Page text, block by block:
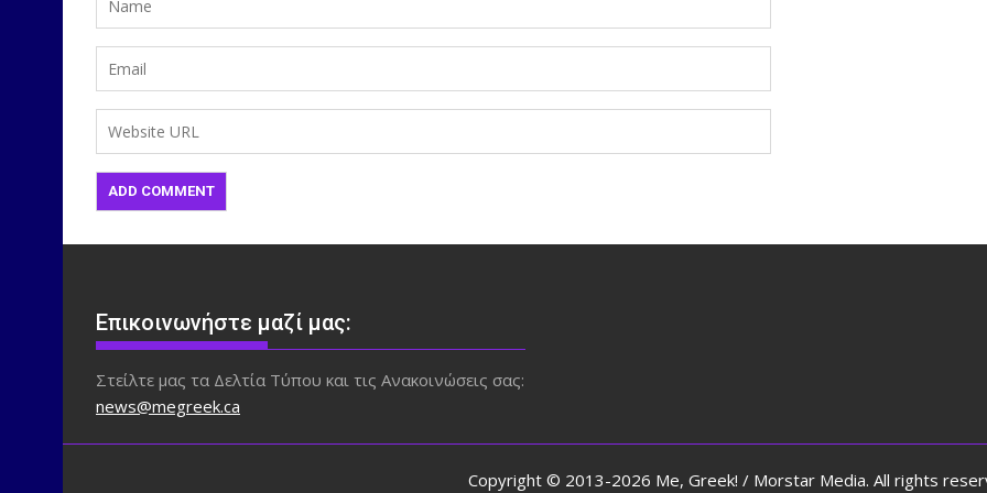
Επικοινωνήστε μαζί μας:
Στείλτε μας τα Δελτία Τύπου και τις Ανακοινώσεις σας:
news@megreek.ca
Copyright © 2013-2026 Me, Greek! / Morstar Media. All rights